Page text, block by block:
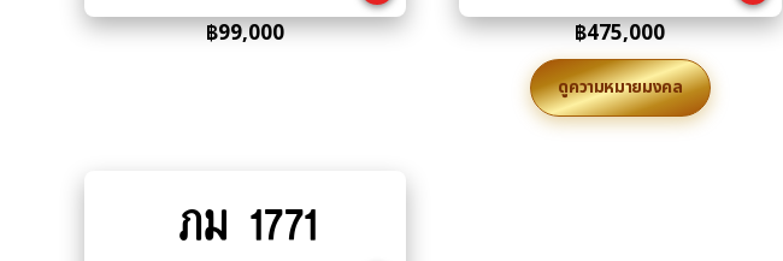
฿99,000 ฿475,000
ดูความหมายมงคล
to
ภม 1771